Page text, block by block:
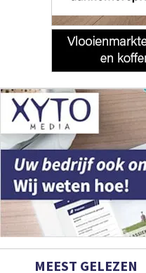
MEEST GELEZEN